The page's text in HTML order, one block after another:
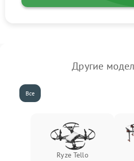
Другие
Все
Ryze Tello